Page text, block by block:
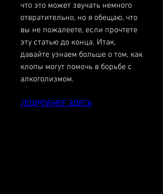
что это может звучать немного
отвратительно, но я обещаю, что
вы не пожалеете, если прочтете
эту статью до конца. Итак,
давайте узнаем больше о том, как
клопы могут помочь в борьбе с
алкоголизмом.
ПОДРОБНЕЕ ЗДЕСЬ